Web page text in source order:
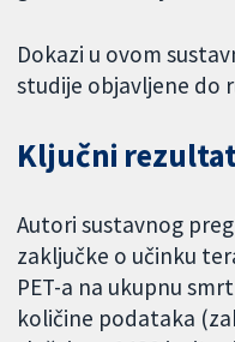
Dokazi u ovom
studije objavljene do
Ključni
Autori sustavnog
zaključke o učinku
PET-a na ukupnu
količine podataka